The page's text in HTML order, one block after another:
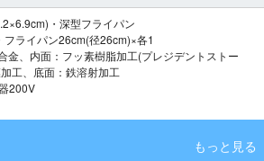
・深型フライパン
ライパン26cm(径26cm)×各1
金、内面：フッ素樹脂加工(プレジデントストー
工、底面：鉄溶射加工
200V
もっと見る